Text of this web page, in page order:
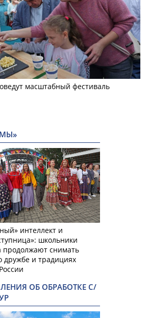
масштабный фестиваль
интеллект и
школьники
продолжают снимать
и традициях
ОБ ОБРАБОТКЕ С/